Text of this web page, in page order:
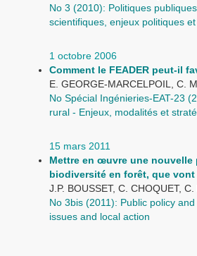
No 3 (2010): Politiques
scientifiques, enjeux politiques
1 octobre 2006
Comment le FEADER peut-il
E. GEORGE-MARCELPOIL, C.
No Spécial Ingénieries-EAT-23
rural - Enjeux, modalités et
15 mars 2011
Mettre en œuvre une
biodiversité en forêt, que
J.P. BOUSSET, C. CHOQUET,
No 3bis (2011): Public policy
issues and local action